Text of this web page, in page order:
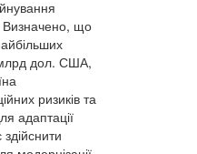
Визначено, що
млрд дол. США,
ризиків та
адаптації